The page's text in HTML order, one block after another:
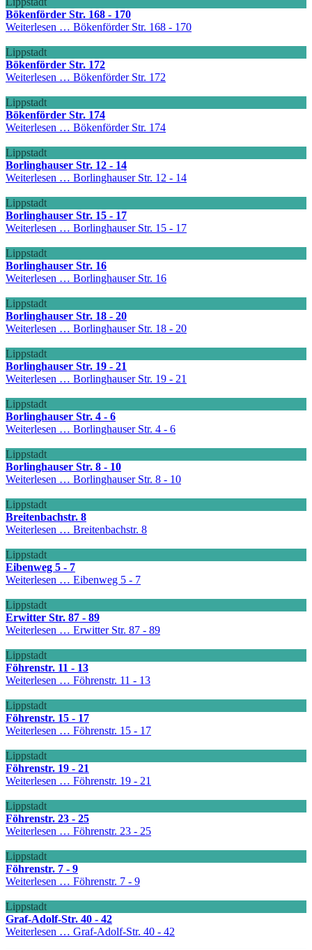
Bökenförder Str. 168 - 170
Weiterlesen … Bökenförder Str. 168 - 170
Lippstadt
Bökenförder Str. 172
Weiterlesen … Bökenförder Str. 172
Lippstadt
Bökenförder Str. 174
Weiterlesen … Bökenförder Str. 174
Lippstadt
Borlinghauser Str. 12 - 14
Weiterlesen … Borlinghauser Str. 12 - 14
Lippstadt
Borlinghauser Str. 15 - 17
Weiterlesen … Borlinghauser Str. 15 - 17
Lippstadt
Borlinghauser Str. 16
Weiterlesen … Borlinghauser Str. 16
Lippstadt
Borlinghauser Str. 18 - 20
Weiterlesen … Borlinghauser Str. 18 - 20
Lippstadt
Borlinghauser Str. 19 - 21
Weiterlesen … Borlinghauser Str. 19 - 21
Lippstadt
Borlinghauser Str. 4 - 6
Weiterlesen … Borlinghauser Str. 4 - 6
Lippstadt
Borlinghauser Str. 8 - 10
Weiterlesen … Borlinghauser Str. 8 - 10
Lippstadt
Breitenbachstr. 8
Weiterlesen … Breitenbachstr. 8
Lippstadt
Eibenweg 5 - 7
Weiterlesen … Eibenweg 5 - 7
Lippstadt
Erwitter Str. 87 - 89
Weiterlesen … Erwitter Str. 87 - 89
Lippstadt
Föhrenstr. 11 - 13
Weiterlesen … Föhrenstr. 11 - 13
Lippstadt
Föhrenstr. 15 - 17
Weiterlesen … Föhrenstr. 15 - 17
Lippstadt
Föhrenstr. 19 - 21
Weiterlesen … Föhrenstr. 19 - 21
Lippstadt
Föhrenstr. 23 - 25
Weiterlesen … Föhrenstr. 23 - 25
Lippstadt
Föhrenstr. 7 - 9
Weiterlesen … Föhrenstr. 7 - 9
Lippstadt
Graf-Adolf-Str. 40 - 42
Weiterlesen … Graf-Adolf-Str. 40 - 42